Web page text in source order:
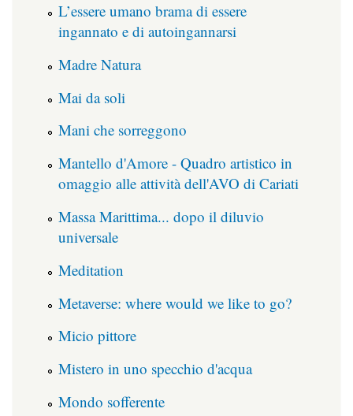
L’essere umano brama di essere
ingannato e di autoingannarsi
Madre Natura
Mai da soli
Mani che sorreggono
Mantello d'Amore - Quadro artistico in
omaggio alle attività dell'AVO di Cariati
Massa Marittima... dopo il diluvio
universale
Meditation
Metaverse: where would we like to go?
Micio pittore
Mistero in uno specchio d'acqua
Mondo sofferente